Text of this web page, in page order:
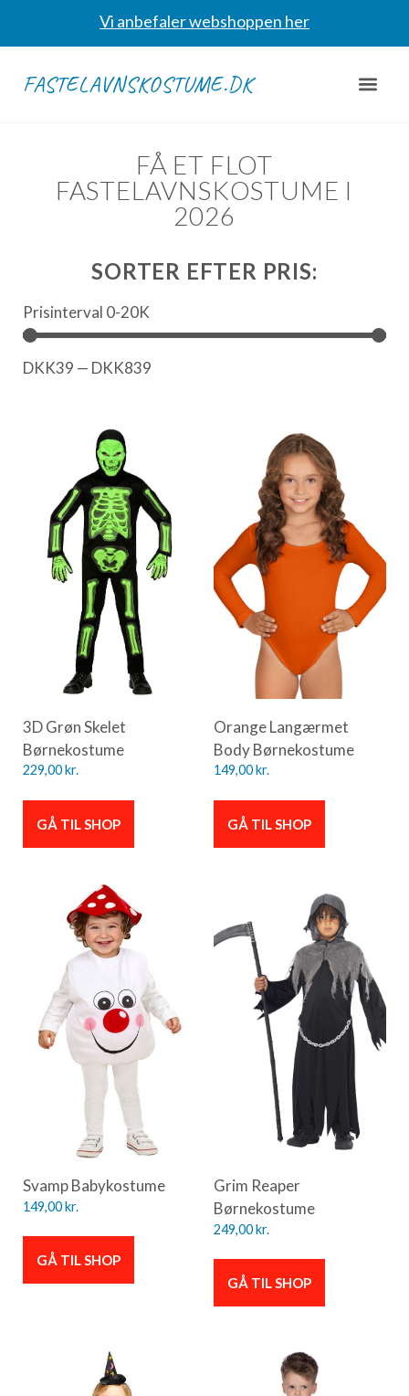
Vi anbefaler webshoppen her
FASTELAVNSKOSTUME.DK
FÅ ET FLOT
FASTELAVNSKOSTUME I
2026
SORTER EFTER PRIS:
Prisinterval 0-20K
DKK39 — DKK839
3D Grøn Skelet
Børnekostume
229,00kr.
GÅ TIL SHOP
Orange Langærmet
Body Børnekostume
149,00kr.
GÅ TIL SHOP
Svamp Babykostume
149,00kr.
GÅ TIL SHOP
Grim Reaper
Børnekostume
249,00kr.
GÅ TIL SHOP